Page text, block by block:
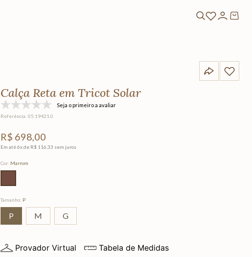
Calça Reta em Tricot Solar
Seja o primeiro a avaliar
Referência:05.19421.0
R$ 698,00
Em até6x de R$ 116 ,33 sem juros
Cor: Marrom
Tamanho: P
P M G
Provador Virtual Tabela de Medidas